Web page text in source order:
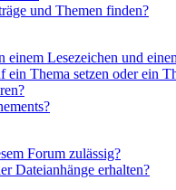
und Themen finden?
einem Lesezeichen und
Thema setzen oder ein
Forum zulässig?
Dateianhänge erhalten?